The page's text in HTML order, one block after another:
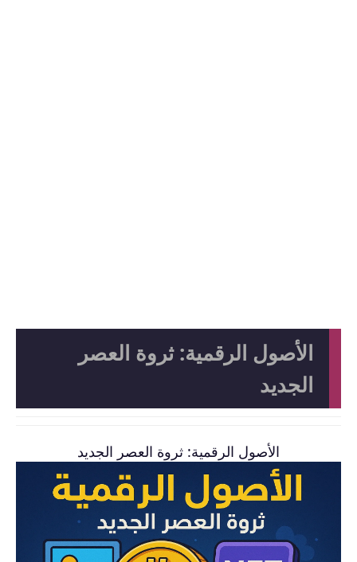
الأصول الرقمية: ثروة العصر
الجديد
الأصول الرقمية: ثروة العصر الجديد